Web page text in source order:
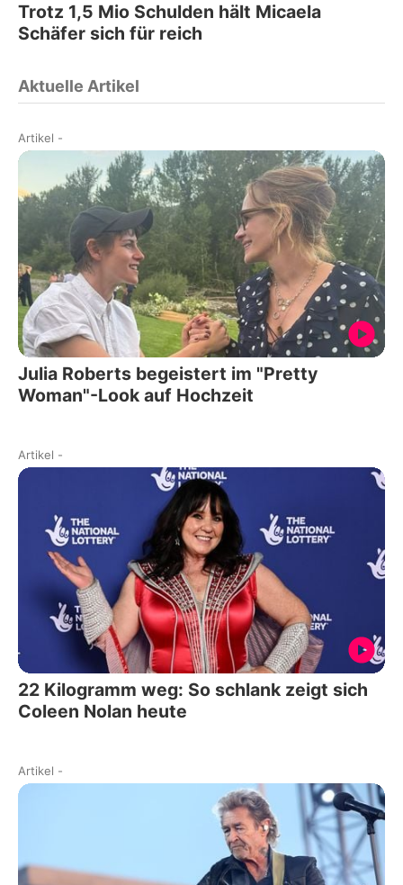
Trotz 1,5 Mio Schulden hält Micaela
Schäfer sich für reich
Aktuelle Artikel
Artikel -
Julia Roberts begeistert im "Pretty
Woman"-Look auf Hochzeit
Artikel -
22 Kilogramm weg: So schlank zeigt sich
Coleen Nolan heute
Artikel -